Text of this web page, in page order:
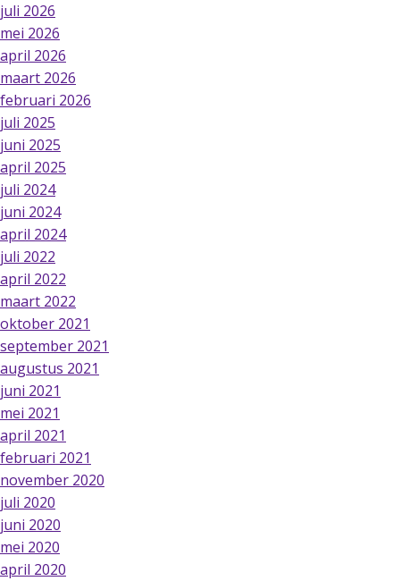
juli 2026
mei 2026
april 2026
maart 2026
februari 2026
juli 2025
juni 2025
april 2025
juli 2024
juni 2024
april 2024
juli 2022
april 2022
maart 2022
oktober 2021
september 2021
augustus 2021
juni 2021
mei 2021
april 2021
februari 2021
november 2020
juli 2020
juni 2020
mei 2020
april 2020